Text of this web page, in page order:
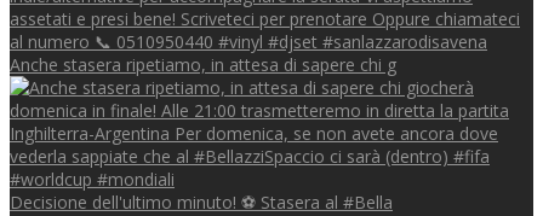
Anche stasera ripetiamo, in attesa di sapere chi g
Decisione dell'ultimo minuto! ⚽️ Stasera al #Bella